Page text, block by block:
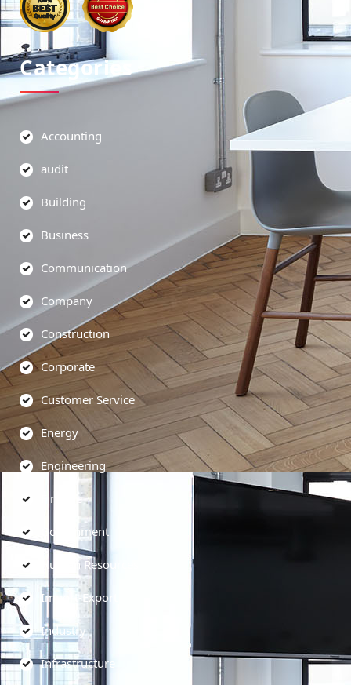
Categories
Accounting
audit
Building
Business
Communication
Company
Construction
Corporate
Customer Service
Energy
Engineering
Finance
Government
Human Resources
Import-Export
Industry
Infrastructure